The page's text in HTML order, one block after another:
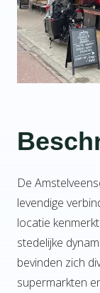
De
levendige
locatie
stedelijke
bevinden zich
supermarkten